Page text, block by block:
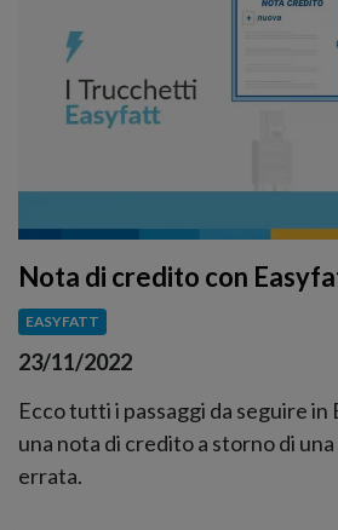
Nota di credito con
EASYFATT
23/11/2022
Ecco tutti i passaggi da seguire
una nota di credito a storno di
errata.